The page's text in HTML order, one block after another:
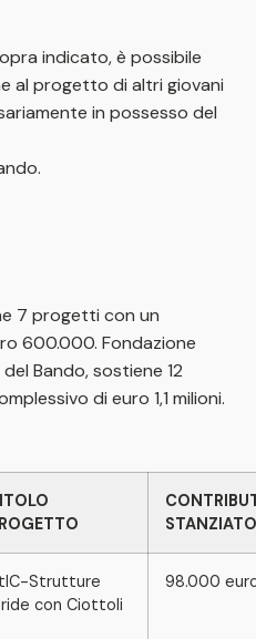
indicato, è possibile
al progetto di altri giovani
in possesso del
7 progetti con un
600.000. Fondazione
Bando, sostiene 12
di euro 1,1 milioni.
STANZIATO
Strutture
con Ciottoli
98.000